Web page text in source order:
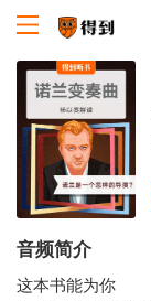
音频简介
这本书能为你